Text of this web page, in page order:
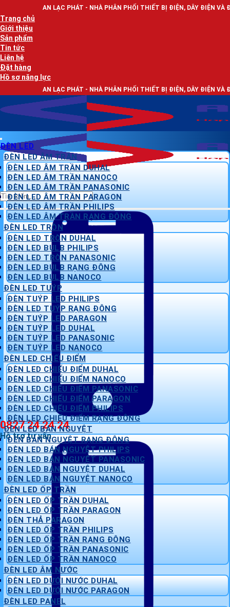
qua
nội
dung
PHÁT - NHÀ PHÂN PHỐI THIẾT BỊ ĐIỆN, DÂY ĐIỆN VÀ ĐÈN LED CHIẾU
Trang chủ
Giới thiệu
Sản phẩm
Tin tức
Liên hệ
Đặt hàng
Hồ sơ năng lực
PHÁT - NHÀ PHÂN PHỐI THIẾT BỊ ĐIỆN, DÂY ĐIỆN VÀ ĐÈN LED CHIẾU
Tìm
kiếm:
0827 24 24 24
Hỗ trợ tư vấn
ĐÈN LED
ĐÈN LED ÂM TRẦN
ĐÈN LED ÂM TRẦN DUHAL
ĐÈN LED ÂM TRẦN NANOCO
ĐÈN LED ÂM TRẦN PANASONIC
ĐÈN LED ÂM TRẦN PARAGON
ĐÈN LED ÂM TRẦN PHILIPS
ĐÈN LED ÂM TRẦN RẠNG ĐÔNG
ĐÈN LED TRÒN
ĐÈN LED TRÒN DUHAL
ĐÈN LED BULB PHILIPS
ĐÈN LED TRÒN PANASONIC
ĐÈN LED BULB RẠNG ĐÔNG
ĐÈN LED BULB NANOCO
ĐÈN LED TUÝP
ĐÈN TUÝP LED PHILIPS
ĐÈN LED TUÝP RẠNG ĐÔNG
ĐÈN TUÝP LED PARAGON
ĐÈN TUÝP LED DUHAL
ĐÈN TUÝP LED PANASONIC
ĐÈN TUÝP LED NANOCO
ĐÈN LED CHIẾU ĐIỂM
ĐÈN LED CHIẾU ĐIỂM DUHAL
ĐÈN LED CHIẾU ĐIỂM NANOCO
ĐÈN LED CHIẾU ĐIỂM PANASONIC
ĐÈN LED CHIẾU ĐIỂM PARAGON
ĐÈN LED CHIẾU ĐIỂM PHILIPS
ĐÈN LED CHIẾU ĐIỂM RẠNG ĐÔNG
ĐÈN LED BÁN NGUYỆT
ĐÈN BÁN NGUYỆT RẠNG ĐÔNG
ĐÈN LED BÁN NGUYỆT PHILIPS
ĐÈN LED BÁN NGUYỆT PANASONIC
ĐÈN LED BÁN NGUYỆT DUHAL
ĐÈN LED BÁN NGUYỆT NANOCO
ĐÈN LED ỐP TRẦN
ĐÈN LED ỐP TRẦN DUHAL
ĐÈN LED ỐP TRẦN PARAGON
ĐÈN THẢ PARAGON
ĐÈN LED ỐP TRẦN PHILIPS
ĐÈN LED ỐP TRẦN RẠNG ĐÔNG
ĐÈN LED ỐP TRẦN PANASONIC
ĐÈN LED ỐP TRẦN NANOCO
ĐÈN LED ÂM NƯỚC
ĐÈN LED DƯỚI NƯỚC DUHAL
ĐÈN LED DƯỚI NƯỚC PARAGON
ĐÈN LED PANEL